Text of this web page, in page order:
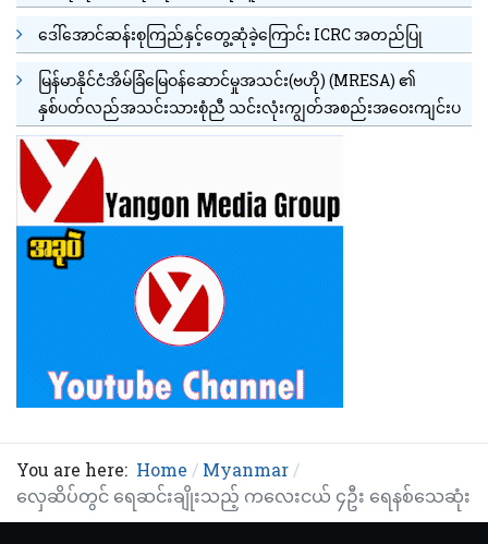
ဒေါ်အောင်ဆန်းစုကြည်နှင့်တွေ့ဆုံခဲ့ကြောင်း ICRC အတည်ပြု
မြန်မာနိုင်ငံအိမ်ခြံမြေဝန်ဆောင်မှုအသင်း(ဗဟို) (MRESA) ၏
နှစ်ပတ်လည်အသင်းသားစုံညီ သင်းလုံးကျွတ်အစည်းအဝေးကျင်းပ
You are here: Home
Myanmar
လှေဆိပ်တွင် ရေဆင်းချိုးသည့် ကလေးငယ် ၄ဦး ရေနစ်သေဆုံး